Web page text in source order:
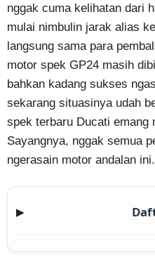
nggak cuma kelihatan dari
mulai nimbulin jarak alias
langsung sama para
motor spek GP24 masih
bahkan kadang sukses
sekarang situasinya udah
spek terbaru Ducati emang
Sayangnya, nggak semua
ngerasain motor andalan ini.
▶